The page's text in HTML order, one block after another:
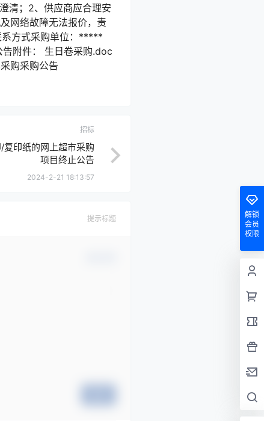
清；2、供应商应合理安
网络故障无法报价，责
系方式采购单位：*****
附件： 生日卷采购.doc
购采购公告
招标
印纸的网上超市采购
项目终止公告
2024-2-21 18:13:57
提示标题
解锁
会员
权限